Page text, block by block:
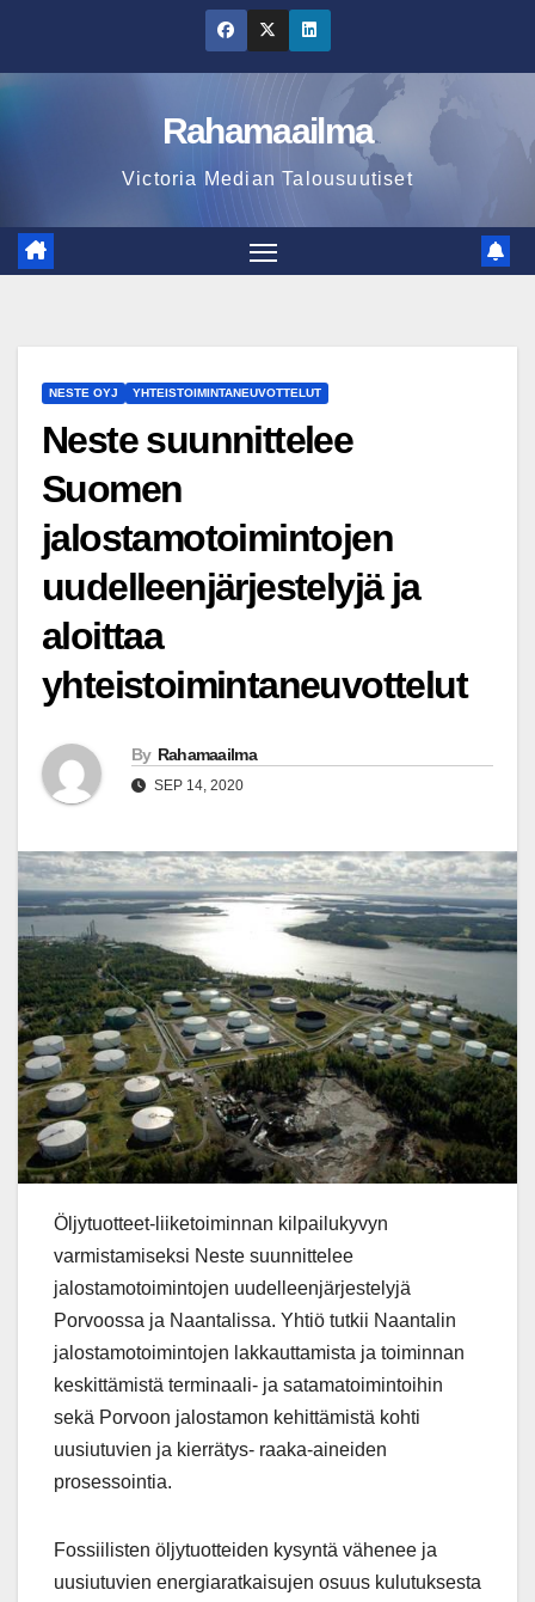
content
Rahamaailma
Victoria Median Talousuutiset
NESTE OYJ YHTEISTOIMINTANEUVOTTELUT
Neste suunnittelee
Suomen
jalostamotoimintojen
uudelleenjärjestelyjä ja
aloittaa
yhteistoimintaneuvottelut
By Rahamaailma
SEP 14, 2020
Öljytuotteet-liiketoiminnan kilpailukyvyn
varmistamiseksi Neste suunnittelee
jalostamotoimintojen uudelleenjärjestelyjä
Porvoossa ja Naantalissa. Yhtiö tutkii Naantalin
jalostamotoimintojen lakkauttamista ja toiminnan
keskittämistä terminaali- ja satamatoimintoihin
sekä Porvoon jalostamon kehittämistä kohti
uusiutuvien ja kierrätys- raaka-aineiden
prosessointia.
Fossiilisten öljytuotteiden kysyntä vähenee ja
uusiutuvien energiaratkaisujen osuus kulutuksesta